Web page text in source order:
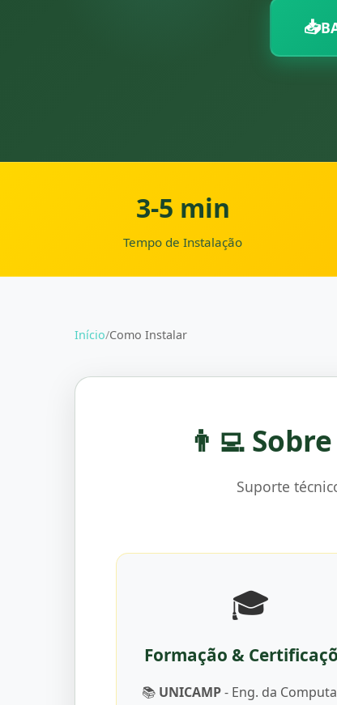
📥
3-5 min
Tempo de Instalação
Início/Como Instalar
👨‍💻
Suporte
🎓
Formação &
📚 UNICAMP- Eng. da